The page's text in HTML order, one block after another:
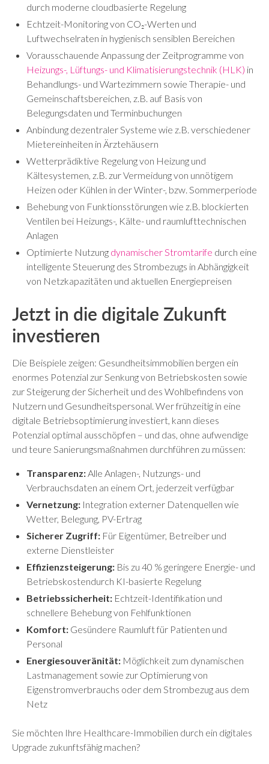
durch moderne cloudbasierte Regelung
Echtzeit-Monitoring von CO₂-Werten und
Luftwechselraten in hygienisch sensiblen Bereichen
Vorausschauende Anpassung der Zeitprogramme von
Heizungs-, Lüftungs- und Klimatisierungstechnik (HLK) in
Behandlungs- und Wartezimmern sowie Therapie- und
Gemeinschaftsbereichen, z.B. auf Basis von
Belegungsdaten und Terminbuchungen
Anbindung dezentraler Systeme wie z.B. verschiedener
Mietereinheiten in Ärztehäusern
Wetterprädiktive Regelung von Heizung und
Kältesystemen, z.B. zur Vermeidung von unnötigem
Heizen oder Kühlen in der Winter-, bzw. Sommerperiode
Behebung von Funktionsstörungen wie z.B. blockierten
Ventilen bei Heizungs-, Kälte- und raumlufttechnischen
Anlagen
Optimierte Nutzung dynamischer Stromtarife durch eine
intelligente Steuerung des Strombezugs in Abhängigkeit
von Netzkapazitäten und aktuellen Energiepreisen
Jetzt in die digitale Zukunft
investieren
Die Beispiele zeigen: Gesundheitsimmobilien bergen ein
enormes Potenzial zur Senkung von Betriebskosten sowie
zur Steigerung der Sicherheit und des Wohlbefindens von
Nutzern und Gesundheitspersonal. Wer frühzeitig in eine
digitale Betriebsoptimierung investiert, kann dieses
Potenzial optimal ausschöpfen – und das, ohne aufwendige
und teure Sanierungsmaßnahmen durchführen zu müssen:
Transparenz:Alle Anlagen-, Nutzungs- und
Verbrauchsdaten an einem Ort, jederzeit verfügbar
Vernetzung: Integration externer Datenquellen wie
Wetter, Belegung, PV-Ertrag
Sicherer Zugriff: Für Eigentümer, Betreiber und
externe Dienstleister
Effizienzsteigerung: Bis zu 40 % geringere Energie- und
Betriebskostendurch KI-basierte Regelung
Betriebssicherheit: Echtzeit-Identifikation und
schnellere Behebung von Fehlfunktionen
Komfort: Gesündere Raumluft für Patienten und
Personal
Energiesouveränität: Möglichkeit zum dynamischen
Lastmanagement sowie zur Optimierung von
Eigenstromverbrauchs oder dem Strombezug aus dem
Netz
Sie möchten Ihre Healthcare-Immobilien durch ein digitales
Upgrade zukunftsfähig machen?